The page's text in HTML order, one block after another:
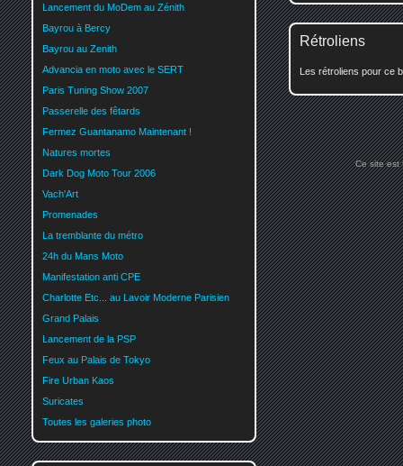
Rétroliens
Les rétroliens pour ce
Lancement du MoDem au Zénith
Bayrou à Bercy
Bayrou au Zenith
Advancia en moto avec le SERT
Paris Tuning Show 2007
Passerelle des fêtards
Fermez Guantanamo Maintenant !
Natures mortes
Dark Dog Moto Tour 2006
Vach'Art
Promenades
La tremblante du métro
24h du Mans Moto
Manifestation anti CPE
Charlotte Etc... au Lavoir Moderne Parisien
Grand Palais
Lancement de la PSP
Feux au Palais de Tokyo
Fire Urban Kaos
Suricates
Toutes les galeries photo
Ce site est